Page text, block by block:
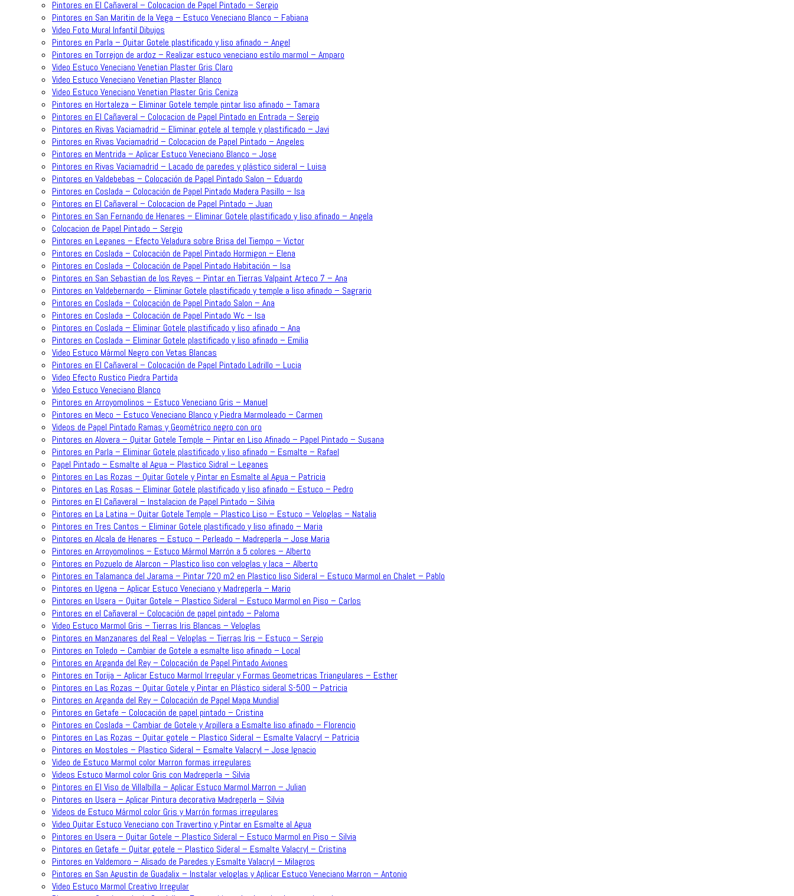
Pintores en El Cañaveral – Colocacion de Papel Pintado – Sergio
Pintores en San Maritin de la Vega – Estuco Veneciano Blanco – Fabiana
Video Foto Mural Infantil Dibujos
Pintores en Parla – Quitar Gotele plastificado y liso afinado – Angel
Pintores en Torrejon de ardoz – Realizar estuco veneciano estilo marmol – Amparo
Video Estuco Veneciano Venetian Plaster Gris Claro
Video Estuco Veneciano Venetian Plaster Blanco
Video Estuco Veneciano Venetian Plaster Gris Ceniza
Pintores en Hortaleza – Eliminar Gotele temple pintar liso afinado – Tamara
Pintores en El Cañaveral – Colocacion de Papel Pintado en Entrada – Sergio
Pintores en Rivas Vaciamadrid – Eliminar gotele al temple y plastificado – Javi
Pintores en Rivas Vaciamadrid – Colocacion de Papel Pintado – Angeles
Pintores en Mentrida – Aplicar Estuco Veneciano Blanco – Jose
Pintores en Rivas Vaciamadrid – Lacado de paredes y plástico sideral – Luisa
Pintores en Valdebebas – Colocación de Papel Pintado Salon – Eduardo
Pintores en Coslada – Colocación de Papel Pintado Madera Pasillo – Isa
Pintores en El Cañaveral – Colocacion de Papel Pintado – Juan
Pintores en San Fernando de Henares – Eliminar Gotele plastificado y liso afinado – Angela
Colocacion de Papel Pintado – Sergio
Pintores en Leganes – Efecto Veladura sobre Brisa del Tiempo – Victor
Pintores en Coslada – Colocación de Papel Pintado Hormigon – Elena
Pintores en Coslada – Colocación de Papel Pintado Habitación – Isa
Pintores en San Sebastian de los Reyes – Pintar en Tierras Valpaint Arteco 7 – Ana
Pintores en Valdebernardo – Eliminar Gotele plastificado y temple a liso afinado – Sagrario
Pintores en Coslada – Colocación de Papel Pintado Salon – Ana
Pintores en Coslada – Colocación de Papel Pintado Wc – Isa
Pintores en Coslada – Eliminar Gotele plastificado y liso afinado – Ana
Pintores en Coslada – Eliminar Gotele plastificado y liso afinado – Emilia
Video Estuco Mármol Negro con Vetas Blancas
Pintores en El Cañaveral – Colocación de Papel Pintado Ladrillo – Lucia
Video Efecto Rustico Piedra Partida
Video Estuco Veneciano Blanco
Pintores en Arroyomolinos – Estuco Veneciano Gris – Manuel
Pintores en Meco – Estuco Veneciano Blanco y Piedra Marmoleado – Carmen
Videos de Papel Pintado Ramas y Geométrico negro con oro
Pintores en Alovera – Quitar Gotele Temple – Pintar en Liso Afinado – Papel Pintado – Susana
Pintores en Parla – Eliminar Gotele plastificado y liso afinado – Esmalte – Rafael
Papel Pintado – Esmalte al Agua – Plastico Sidral – Leganes
Pintores en Las Rozas – Quitar Gotele y Pintar en Esmalte al Agua – Patricia
Pintores en Las Rosas – Eliminar Gotele plastificado y liso afinado – Estuco – Pedro
Pintores en El Cañaveral – Instalacion de Papel Pintado – Silvia
Pintores en La Latina – Quitar Gotele Temple – Plastico Liso – Estuco – Veloglas – Natalia
Pintores en Tres Cantos – Eliminar Gotele plastificado y liso afinado – Maria
Pintores en Alcala de Henares – Estuco – Perleado – Madreperla – Jose Maria
Pintores en Arroyomolinos – Estuco Mármol Marrón a 5 colores – Alberto
Pintores en Pozuelo de Alarcon – Plastico liso con veloglas y laca – Alberto
Pintores en Talamanca del Jarama – Pintar 720 m2 en Plastico liso Sideral – Estuco Marmol en Chalet – Pablo
Pintores en Ugena – Aplicar Estuco Veneciano y Madreperla – Mario
Pintores en Usera – Quitar Gotele – Plastico Sideral – Estuco Marmol en Piso – Carlos
Pintores en el Cañaveral – Colocación de papel pintado – Paloma
Video Estuco Marmol Gris – Tierras Iris Blancas – Veloglas
Pintores en Manzanares del Real – Veloglas – Tierras Iris – Estuco – Sergio
Pintores en Toledo – Cambiar de Gotele a esmalte liso afinado – Local
Pintores en Arganda del Rey – Colocación de Papel Pintado Aviones
Pintores en Torija – Aplicar Estuco Marmol Irregular y Formas Geometricas Triangulares – Esther
Pintores en Las Rozas – Quitar Gotele y Pintar en Plástico sideral S-500 – Patricia
Pintores en Arganda del Rey – Colocación de Papel Mapa Mundial
Pintores en Getafe – Colocación de papel pintado – Cristina
Pintores en Coslada – Cambiar de Gotele y Arpillera a Esmalte liso afinado – Florencio
Pintores en Las Rozas – Quitar gotele – Plastico Sideral – Esmalte Valacryl – Patricia
Pintores en Mostoles – Plastico Sideral – Esmalte Valacryl – Jose Ignacio
Video de Estuco Marmol color Marron formas irregulares
Videos Estuco Marmol color Gris con Madreperla – Silvia
Pintores en El Viso de Villalbilla – Aplicar Estuco Marmol Marron – Julian
Pintores en Usera – Aplicar Pintura decorativa Madreperla – Silvia
Videos de Estuco Mármol color Gris y Marrón formas irregulares
Video Quitar Estuco Veneciano con Travertino y Pintar en Esmalte al Agua
Pintores en Usera – Quitar Gotele – Plastico Sideral – Estuco Marmol en Piso – Silvia
Pintores en Getafe – Quitar gotele – Plastico Sideral – Esmalte Valacryl – Cristina
Pintores en Valdemoro – Alisado de Paredes y Esmalte Valacryl – Milagros
Pintores en San Agustin de Guadalix – Instalar veloglas y Aplicar Estuco Veneciano Marron – Antonio
Video Estuco Marmol Creativo Irregular